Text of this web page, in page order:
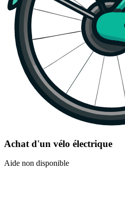
Achat d'un vélo électrique
Aide non disponible